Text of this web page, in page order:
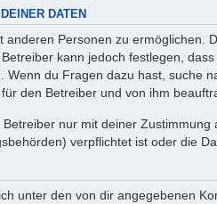
DATEN
Personen zu
kann jedoch festlegen,
Wenn du Fragen dazu hast,
den Betreiber und von ihm
nur mit deiner
verpflichtet ist oder die
unter den von dir angegebenen